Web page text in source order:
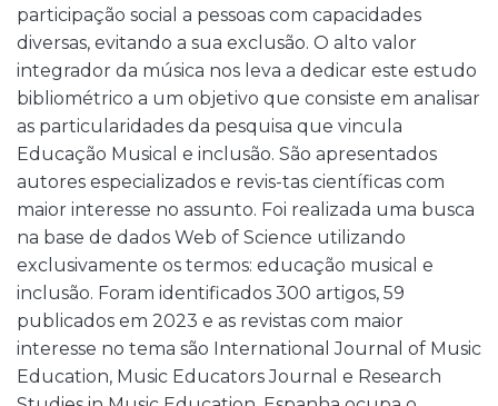
participação social a pessoas com capacidades
diversas, evitando a sua exclusão. O alto valor
integrador da música nos leva a dedicar este estudo
bibliométrico a um objetivo que consiste em analisar
as particularidades da pesquisa que vincula
Educação Musical e inclusão. São apresentados
autores especializados e revis-tas científicas com
maior interesse no assunto. Foi realizada uma busca
na base de dados Web of Science utilizando
exclusivamente os termos: educação musical e
inclusão. Foram identificados 300 artigos, 59
publicados em 2023 e as revistas com maior
interesse no tema são International Journal of Music
Education, Music Educators Journal e Research